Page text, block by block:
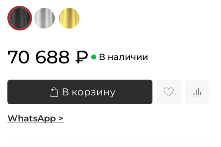
70 688 ₽ В наличии
В корзину
WhatsApp >